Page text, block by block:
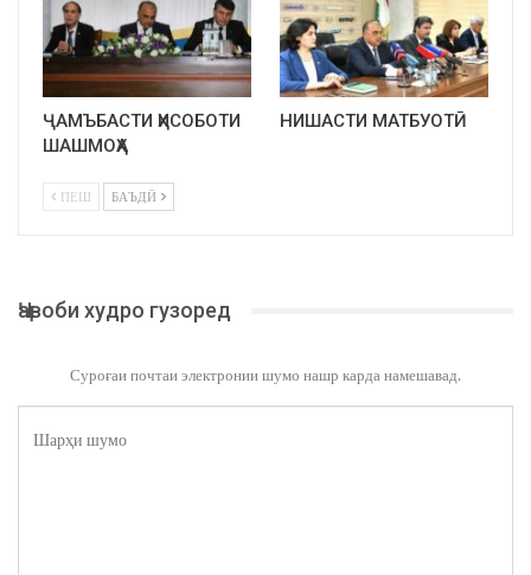
ҶАМЪБАСТИ ҲИСОБОТИ
ШАШМОҲА
НИШАСТИ МАТБУОТӢ
ПЕШ БАЪДӢ
Ҷавоби худро гузоред
Суроғаи почтаи электронии шумо нашр карда намешавад.